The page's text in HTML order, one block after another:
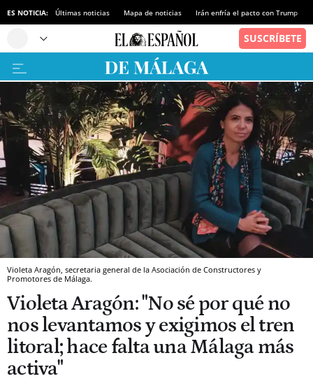
ES NOTICIA: Últimas noticias Mapa de noticias Irán enfría el pacto con Trump
Violeta Aragón, secretaria general de la Asociación de Constructores y
Promotores de Málaga.
Violeta Aragón: "No sé por qué no
nos levantamos y exigimos el tren
litoral; hace falta una Málaga más
activa"